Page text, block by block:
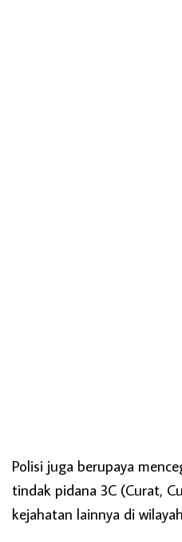
Polisi juga berupaya
tindak pidana 3C (Curat,
kejahatan lainnya di